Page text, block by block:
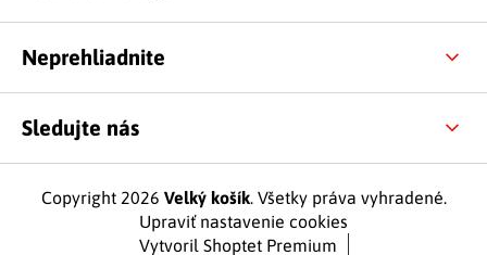
Neprehliadnite
Sledujte nás
Vytvoril Shoptet Premium
Copyright 2026 Velký košík. Všetky práva vyhradené.
Upraviť nastavenie cookies